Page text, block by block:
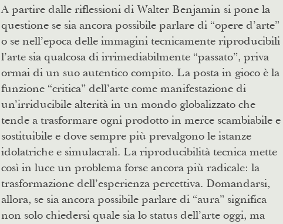
A partire dalle riflessioni di Walter Benjamin si pone la
questione se sia ancora possibile parlare di “opere d’arte”
o se nell’epoca delle immagini tecnicamente riproducibili
l’arte sia qualcosa di irrimediabilmente “passato”, priva
ormai di un suo autentico compito. La posta in gioco è la
funzione “critica” dell’arte come manifestazione di
un’irriducibile alterità in un mondo globalizzato che
tende a trasformare ogni prodotto in merce scambiabile e
sostituibile e dove sempre più prevalgono le istanze
idolatriche e simulacrali. La riproducibilità tecnica mette
così in luce un problema forse ancora più radicale: la
trasformazione dell’esperienza percettiva. Domandarsi,
allora, se sia ancora possibile parlare di “aura” significa
non solo chiedersi quale sia lo status dell’arte oggi, ma